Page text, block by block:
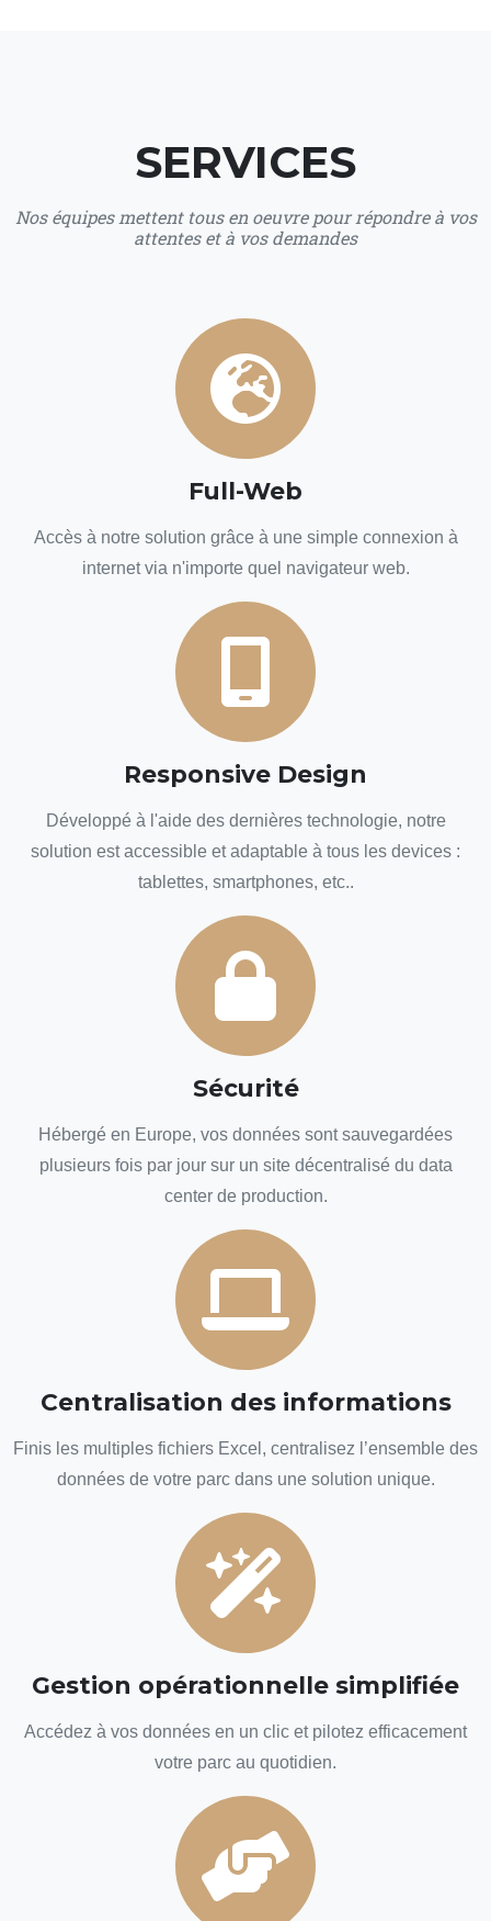
SERVICES
Nos équipes mettent tous en oeuvre pour répondre à vos
attentes et à vos demandes
Full-Web
Accès à notre solution grâce à une simple connexion à
internet via n'importe quel navigateur web.
Responsive Design
Développé à l'aide des dernières technologie, notre
solution est accessible et adaptable à tous les devices :
tablettes, smartphones, etc..
Sécurité
Hébergé en Europe, vos données sont sauvegardées
plusieurs fois par jour sur un site décentralisé du data
center de production.
Centralisation des informations
Finis les multiples fichiers Excel, centralisez l’ensemble des
données de votre parc dans une solution unique.
Gestion opérationnelle simplifiée
Accédez à vos données en un clic et pilotez efficacement
votre parc au quotidien.